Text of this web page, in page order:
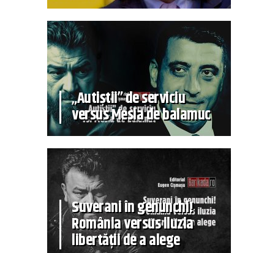
„Autiștii” de serviciu
versus Mesia de balamuc
Suverani în genunchi!
România versus iluzia
libertății de a alege